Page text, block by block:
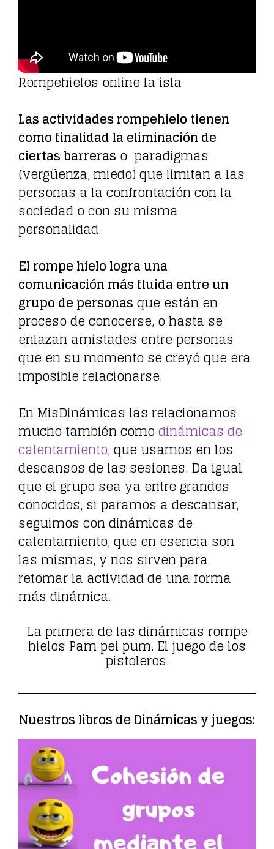
Rompehielos online la isla
Las actividades rompehielo tienen
como finalidad la eliminación de
ciertas barreras o paradigmas
(vergüenza, miedo) que limitan a las
personas a la confrontación con la
sociedad o con su misma
personalidad.
El rompe hielo logra una
comunicación más fluida entre un
grupo de personasque están en
proceso de conocerse, o hasta se
enlazan amistades entre personas
que en su momento se creyó que era
imposible relacionarse.
En MisDinámicas las relacionamos
mucho también comodinámicas de
calentamiento, que usamos en los
descansos de las sesiones. Da igual
que el grupo sea ya entre grandes
conocidos, si paramos a descansar,
seguimos con dinámicas de
calentamiento, que en esencia son
las mismas, y nos sirven para
retomar la actividad de una forma
más dinámica.
La primera de las dinámicas rompe
hielos Pam pei pum. El juego de los
pistoleros.
Nuestros libros de Dinámicas y juegos: